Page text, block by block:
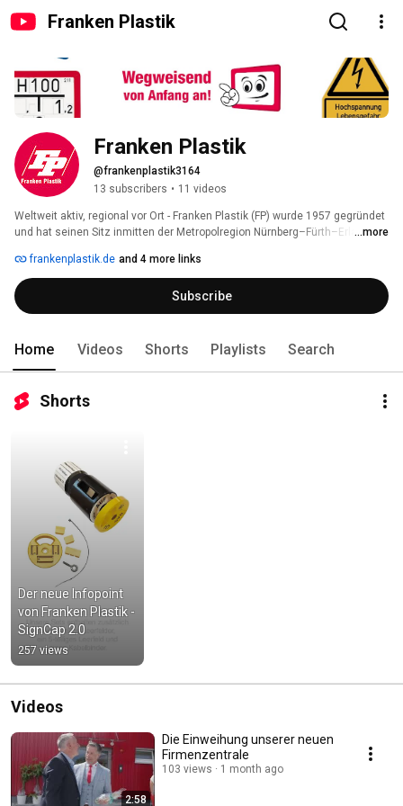
Franken Plastik
Franken Plastik
@frankenplastik3164
13 subscribers • 11 videos
Weltweit aktiv, regional vor Ort - Franken Plastik (FP) wurde 1957 gegründet
und hat seinen Sitz inmitten der Metropolregion Nürnberg–Fürth–Erlangen.
Einrichtungen hat FP ein breites Produktspektrum für
Kennzeichnungssysteme für den Anlagen- und Kraftwerksbau im
Programm. Ein eigener Bereich ist die Verkehrstechnik. Hier bietet FP
komplette Lösungen für die unteschiedlichsten Anforderungen der
CONCEPTS bietet FP  ein umfassendes Leistungs- und Lösungsangebot für
Kennzeichnung von Offshore-Anlagen mit einer seewasserfesten
Beschilderung bis hin zur Erstellung von Feuerwehrplänen gemäß DIN
...more
frankenplastik.de and 4 more links
Subscribe
Home Videos Shorts Playlists Search
Shorts
Der neue Infopoint
von Franken Plastik -
SignCap 2.0
257 views
Videos
2:58
Die Einweihung unserer neuen
Firmenzentrale
103 views 1 month ago